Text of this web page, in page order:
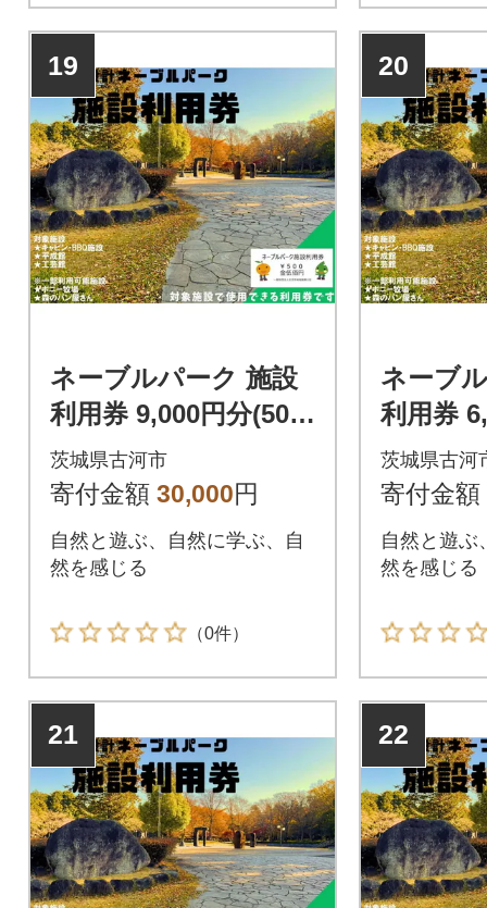
19
ネーブルパーク 施設
利用券 9,000円分(500
円×18枚) _DP15
茨城県古河市
寄付金額 30,000円
自然と遊ぶ、自然に学ぶ、自
然を感じる
（0件）
20
ネーブ
利用券
円×12枚
茨城県古河
寄付金額
自然と遊ぶ
然を感じる
21 22